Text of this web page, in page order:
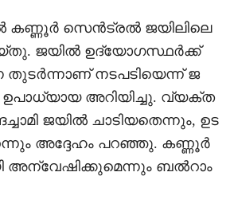
കണ്ണൂർ സെൻട്രൽ ജയിലിലെ
ജയിൽ ഉദ്യോഗസ്ഥർക്ക്
തുടർന്നാണ് നടപടിയെന്ന് ജ
ഉപാധ്യായ അറിയിച്ചു. വ്യക്ത
ജയിൽ ചാടിയതെന്നും, ഉട
അദ്ദേഹം പറഞ്ഞു. കണ്ണൂർ
അന്വേഷിക്കുമെന്നും ബൽറാം